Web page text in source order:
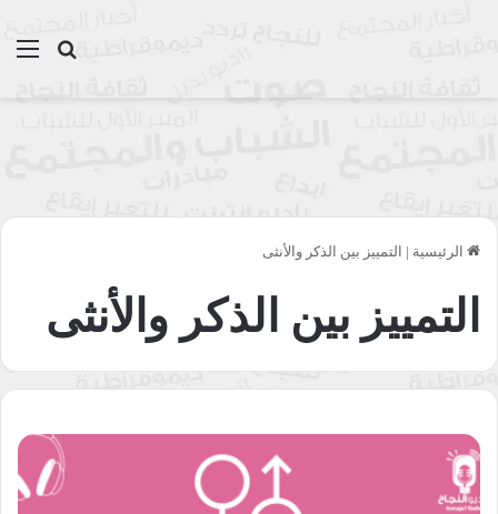
بحث
الرئيسية | التمييز بين الذكر والأنثى
التمييز بين الذكر والأنثى